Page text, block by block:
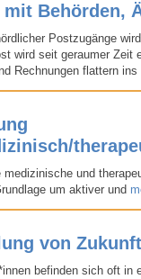
mit Behörden,
Postzugänge
wird seit geraumer Zeit
Rechnungen flattern
medizinische und
um aktiver und
von
befinden sich oft in